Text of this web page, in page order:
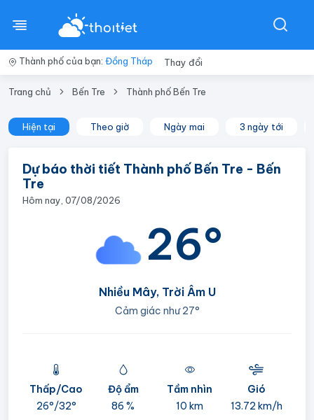
Thành phố của bạn: Đồng Tháp Thay đổi
Trang chủ Bến Tre Thành phố Bến Tre
Hiện tại Theo giờ Ngày mai 3 ngày tới
Dự báo thời tiết Thành phố Bến Tre - Bến
Tre
Hôm nay, 07/08/2026
26°
Nhiều Mây, Trời Âm U
Cảm giác như27°
Thấp/Cao
26°/32°
Độ ẩm
86 %
Tầm nhìn
10 km
Gió
13.72 km/h